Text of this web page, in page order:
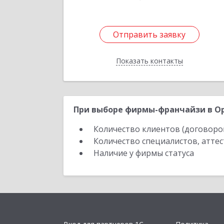
Отправить заявку
Показать контакты
Отправить заявку
Назад
При выборе фирмы-франчайзи в
Количество клиентов
Количество специалистов,
Наличие у фирмы статуса